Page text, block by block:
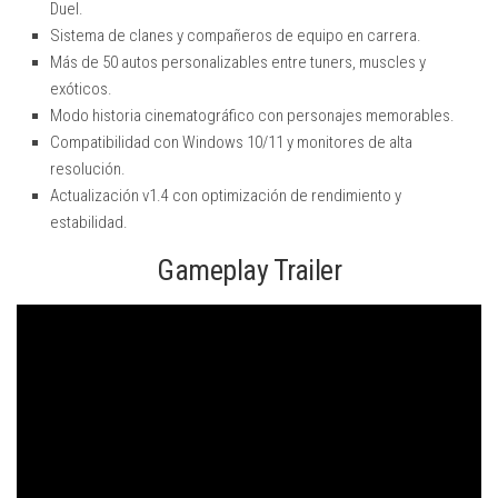
Duel.
Sistema de clanes y compañeros de equipo en carrera.
Más de 50 autos personalizables entre tuners, muscles y
exóticos.
Modo historia cinematográfico con personajes memorables.
Compatibilidad con Windows 10/11 y monitores de alta
resolución.
Actualización v1.4 con optimización de rendimiento y
estabilidad.
Gameplay Trailer